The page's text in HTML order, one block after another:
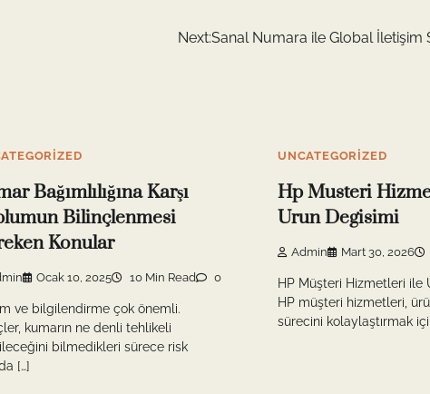
Next:Sanal Numara ile Global İletişim
Bağımlılığına Karşı
Bilinçlenmesi
Konular
Ocak 10, 2025 10 Min Read 0
ve bilgilendirme çok önemli.
kumarın ne denli tehlikeli
bilmedikleri sürece risk
[…]
UNCATEGORIZED
Hp Musteri
Urun Degisimi
Admin Mart 30, 2026
HP Müşteri Hizmetleri ile
HP müşteri hizmetleri,
sürecini kolaylaştırmak